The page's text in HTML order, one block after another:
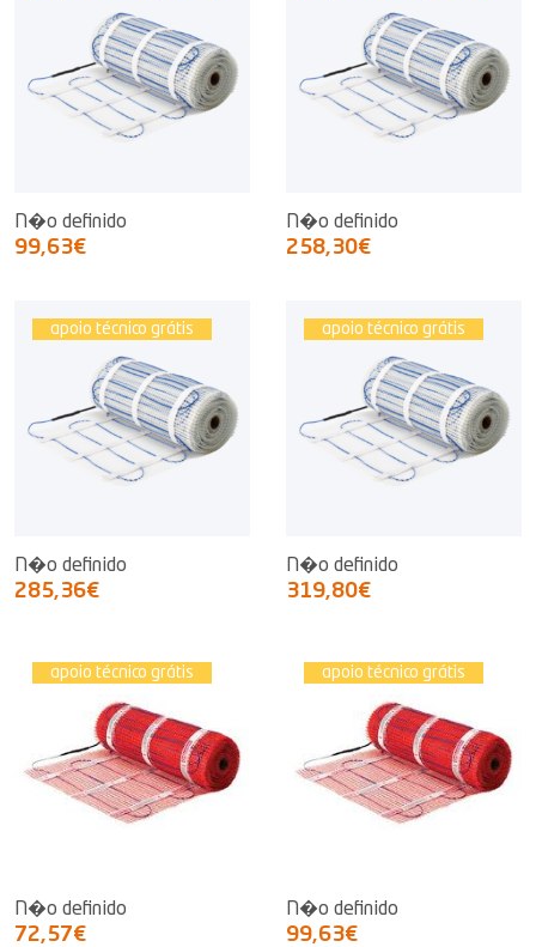
N�o definido
99,63€
N�o definido
258,30€
apoio técnico grátis
N�o definido
285,36€
apoio técnico grátis
N�o definido
319,80€
apoio técnico grátis
N�o definido
72,57€
apoio técnico grátis
N�o definido
99,63€